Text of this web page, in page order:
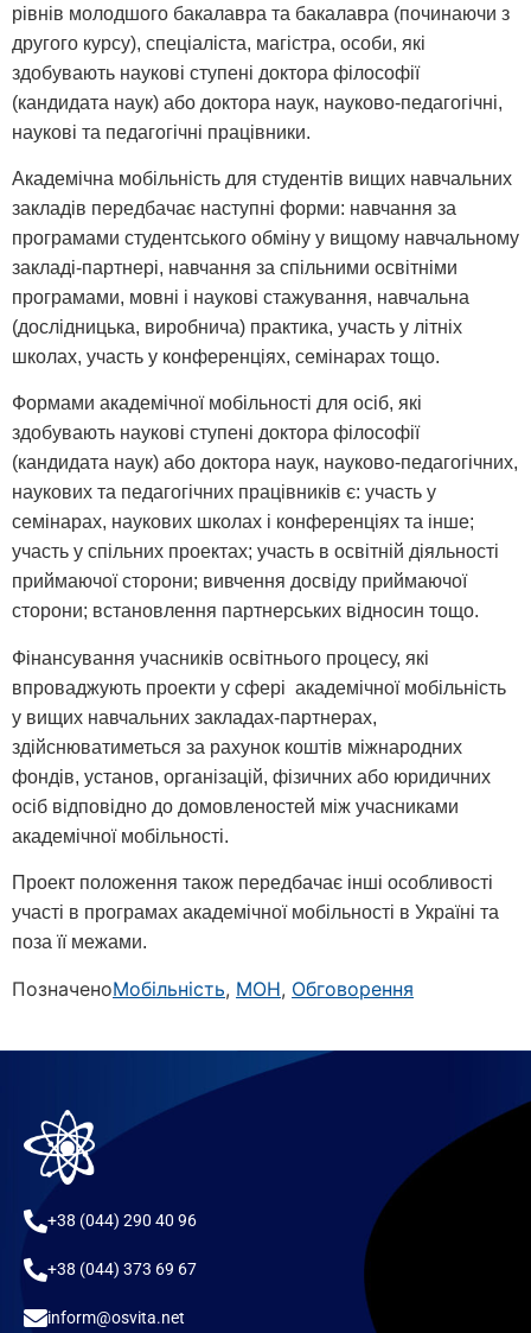
рівнів молодшого бакалавра та бакалавра (починаючи з
другого курсу), спеціаліста, магістра, особи, які
здобувають наукові ступені доктора філософії
(кандидата наук) або доктора наук, науково-педагогічні,
наукові та педагогічні працівники.
Академічна мобільність для студентів вищих навчальних
закладів передбачає наступні форми: навчання за
програмами студентського обміну у вищому навчальному
закладі-партнері, навчання за спільними освітніми
програмами, мовні і наукові стажування, навчальна
(дослідницька, виробнича) практика, участь у літніх
школах, участь у конференціях, семінарах тощо.
Формами академічної мобільності для осіб, які
здобувають наукові ступені доктора філософії
(кандидата наук) або доктора наук, науково-педагогічних,
наукових та педагогічних працівників є: участь у
семінарах, наукових школах і конференціях та інше;
участь у спільних проектах; участь в освітній діяльності
приймаючої сторони; вивчення досвіду приймаючої
сторони; встановлення партнерських відносин тощо.
Фінансування учасників освітнього процесу, які
впроваджують проекти у сфері академічної мобільність
у вищих навчальних закладах-партнерах,
здійснюватиметься за рахунок коштів міжнародних
фондів, установ, організацій, фізичних або юридичних
осіб відповідно до домовленостей між учасниками
академічної мобільності.
Проект положення також передбачає інші особливості
участі в програмах академічної мобільності в Україні та
поза її межами.
ПозначеноМобільність, МОН, Обговорення
+38 (044) 290 40 96
+38 (044) 373 69 67
inform@osvita.net